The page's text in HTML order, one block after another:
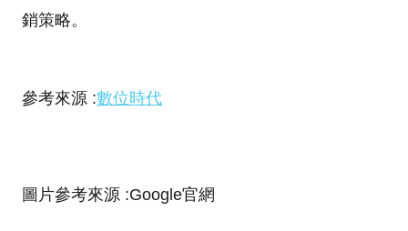
銷策略。
參考來源 :數位時代
圖片參考來源 :Google官網